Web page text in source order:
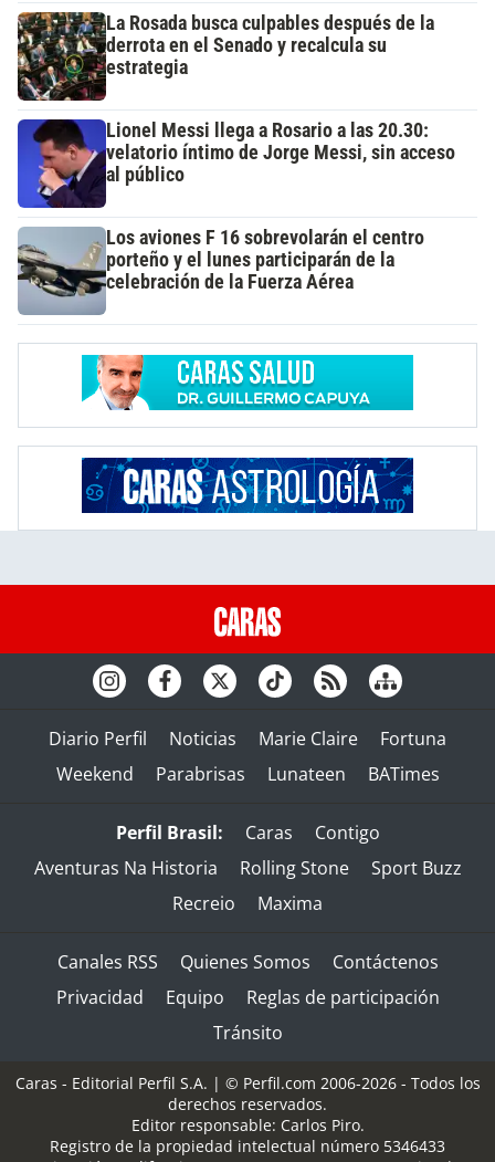
La Rosada busca culpables después de la
derrota en el Senado y recalcula su
estrategia
Lionel Messi llega a Rosario a las 20.30:
velatorio íntimo de Jorge Messi, sin acceso
al público
Los aviones F 16 sobrevolarán el centro
porteño y el lunes participarán de la
celebración de la Fuerza Aérea
Diario Perfil Noticias Marie Claire
Fortuna
Weekend
Parabrisas Lunateen BATimes
Perfil Brasil: Caras
Contigo
Aventuras Na Historia
Rolling Stone
Sport Buzz
Recreio
Maxima
Canales RSS Quienes Somos
Contáctenos
Privacidad
Equipo
Reglas de participación
Tránsito
Caras - Editorial Perfil S.A. | © Perfil.com 2006-2026 - Todos los
derechos reservados.
Editor responsable: Carlos Piro.
Registro de la propiedad intelectual número 5346433